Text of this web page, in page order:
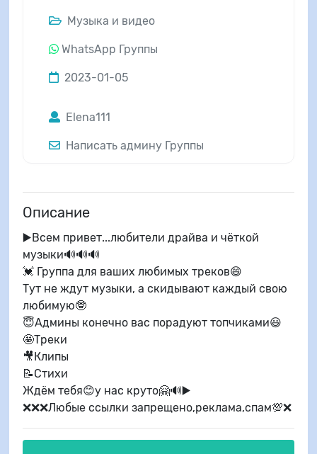
Музыка и видео
WhatsApp Группы
2023-01-05
Elena111
Написать админу Группы
Описание
▶️Всем привет...любители драйва и чёткой
музыки🔊🔊🔊
💓 Группа для ваших любимых треков😄
Тут не ждут музыки, а скидывают каждый свою
любимую🤓
😇Админы конечно вас порадуют топчиками😃
🤩Треки
🎥Клипы
📝Стихи
Ждём тебя😊у нас круто🤗🔊▶️
❌❌❌Любые ссылки запрещено,реклама,спам💯❌